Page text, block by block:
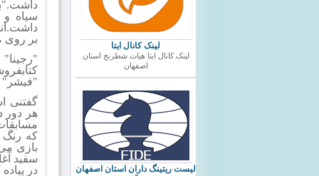
لینک کانال ایتا
لینک کانال ایتا هیات شطرنج استان
اصفهان
ليست ريتينگ داران استان اصفهان
سیاه
بر روی
"رجینا"
"فیشر"
گفتنی
هر دور
که رنگ
بازی
سفید
در